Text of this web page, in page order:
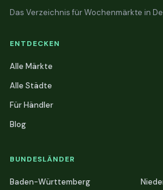
Das Verzeichnis für Wochenmärkte in
ENTDECKEN
Alle Märkte
Alle Städte
Für Händler
Blog
BUNDESLÄNDER
Baden-Württemberg